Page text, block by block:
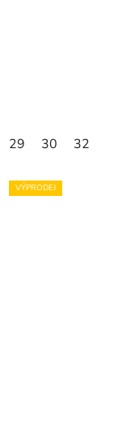
29 30 32
VÝPRODEJ